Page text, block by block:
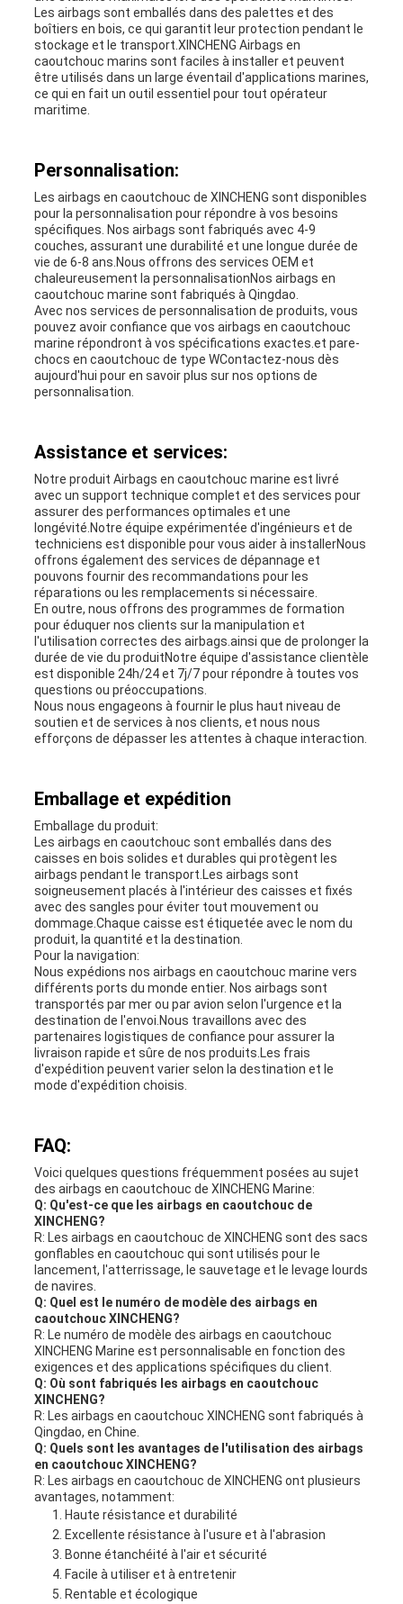
Les airbags sont emballés dans des palettes et des
boîtiers en bois, ce qui garantit leur protection pendant le
stockage et le transport.XINCHENG Airbags en
caoutchouc marins sont faciles à installer et peuvent
être utilisés dans un large éventail d'applications marines,
ce qui en fait un outil essentiel pour tout opérateur
maritime.
Personnalisation:
Les airbags en caoutchouc de XINCHENG sont disponibles
pour la personnalisation pour répondre à vos besoins
spécifiques. Nos airbags sont fabriqués avec 4-9
couches, assurant une durabilité et une longue durée de
vie de 6-8 ans.Nous offrons des services OEM et
chaleureusement la personnalisationNos airbags en
caoutchouc marine sont fabriqués à Qingdao.
Avec nos services de personnalisation de produits, vous
pouvez avoir confiance que vos airbags en caoutchouc
marine répondront à vos spécifications exactes.et pare-
chocs en caoutchouc de type WContactez-nous dès
aujourd'hui pour en savoir plus sur nos options de
personnalisation.
Assistance et services:
Notre produit Airbags en caoutchouc marine est livré
avec un support technique complet et des services pour
assurer des performances optimales et une
longévité.Notre équipe expérimentée d'ingénieurs et de
techniciens est disponible pour vous aider à installerNous
offrons également des services de dépannage et
pouvons fournir des recommandations pour les
réparations ou les remplacements si nécessaire.
En outre, nous offrons des programmes de formation
pour éduquer nos clients sur la manipulation et
l'utilisation correctes des airbags.ainsi que de prolonger la
durée de vie du produitNotre équipe d'assistance clientèle
est disponible 24h/24 et 7j/7 pour répondre à toutes vos
questions ou préoccupations.
Nous nous engageons à fournir le plus haut niveau de
soutien et de services à nos clients, et nous nous
efforçons de dépasser les attentes à chaque interaction.
Emballage et expédition
Emballage du produit:
Les airbags en caoutchouc sont emballés dans des
caisses en bois solides et durables qui protègent les
airbags pendant le transport.Les airbags sont
soigneusement placés à l'intérieur des caisses et fixés
avec des sangles pour éviter tout mouvement ou
dommage.Chaque caisse est étiquetée avec le nom du
produit, la quantité et la destination.
Pour la navigation:
Nous expédions nos airbags en caoutchouc marine vers
différents ports du monde entier. Nos airbags sont
transportés par mer ou par avion selon l'urgence et la
destination de l'envoi.Nous travaillons avec des
partenaires logistiques de confiance pour assurer la
livraison rapide et sûre de nos produits.Les frais
d'expédition peuvent varier selon la destination et le
mode d'expédition choisis.
FAQ:
Voici quelques questions fréquemment posées au sujet
des airbags en caoutchouc de XINCHENG Marine:
Q: Qu'est-ce que les airbags en caoutchouc de
XINCHENG?
R: Les airbags en caoutchouc de XINCHENG sont des sacs
gonflables en caoutchouc qui sont utilisés pour le
lancement, l'atterrissage, le sauvetage et le levage lourds
de navires.
Q: Quel est le numéro de modèle des airbags en
caoutchouc XINCHENG?
R: Le numéro de modèle des airbags en caoutchouc
XINCHENG Marine est personnalisable en fonction des
exigences et des applications spécifiques du client.
Q: Où sont fabriqués les airbags en caoutchouc
XINCHENG?
R: Les airbags en caoutchouc XINCHENG sont fabriqués à
Qingdao, en Chine.
Q: Quels sont les avantages de l'utilisation des airbags
en caoutchouc XINCHENG?
R: Les airbags en caoutchouc de XINCHENG ont plusieurs
avantages, notamment:
Haute résistance et durabilité
Excellente résistance à l'usure et à l'abrasion
Bonne étanchéité à l'air et sécurité
Facile à utiliser et à entretenir
Rentable et écologique